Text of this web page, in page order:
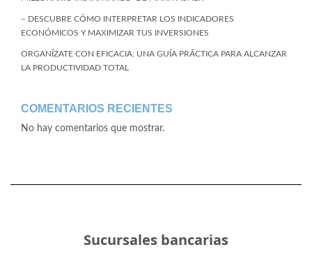
– DESCUBRE CÓMO INTERPRETAR LOS INDICADORES
ECONÓMICOS Y MAXIMIZAR TUS INVERSIONES
ORGANÍZATE CON EFICACIA: UNA GUÍA PRÁCTICA PARA ALCANZAR
LA PRODUCTIVIDAD TOTAL
COMENTARIOS RECIENTES
No hay comentarios que mostrar.
Sucursales bancarias